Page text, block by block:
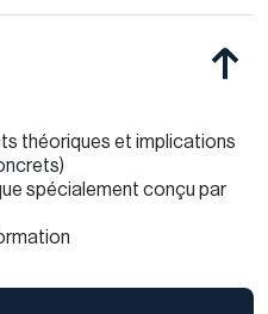
théoriques et implications
spécialement conçu par